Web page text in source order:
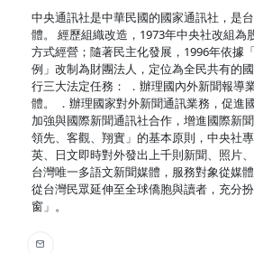
中央通訊社是中華民國的國家通訊社，是
體。 經歷組織改造，1973年中央社改組為
方式經營；隨著民主化發展，1996年依據
例」改制為財團法人，定位為全民共有的
行三大法定任務： ．辦理國內外新聞報導
體。 ．辦理國家對外新聞通訊業務，促進
加強與國際新聞通訊社合作，增進國際新聞
領先、客觀、翔實」的基本原則，中央社專
英、日文即時對外發出上千則新聞、照片
台灣唯一多語文新聞媒體，服務對象從媒
從台灣民眾延伸至全球僑胞與讀者，充分
窗」。